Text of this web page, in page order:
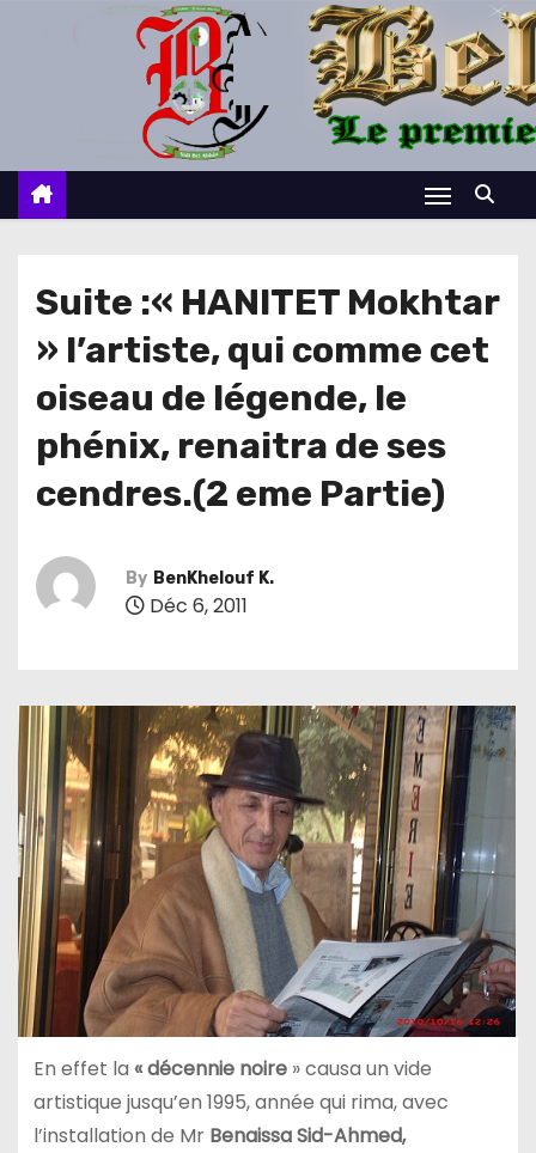
c
Suite :« HANITET Mokhtar
» l’artiste, qui comme cet
oiseau de légende, le
phénix, renaitra de ses
cendres.(2 eme Partie)
By BenKhelouf K.
Déc 6, 2011
En effet la « décennie noire» causa un vide
artistique jusqu’en 1995, année qui rima, avec
l’installation de Mr Benaissa Sid-Ahmed,